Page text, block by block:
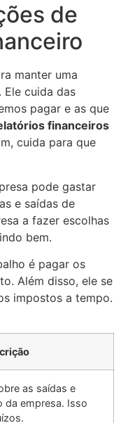
de
manter uma
Ele cuida das
pagar e as que
financeiros
cuida para que
pode gastar
e saídas de
a fazer escolhas
bem.
é pagar os
Além disso, ele se
impostos a tempo.
as saídas e
da empresa. Isso